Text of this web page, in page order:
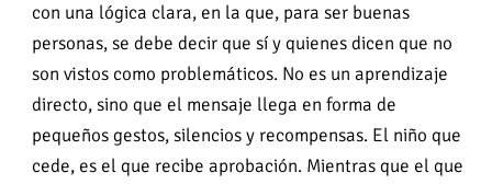
con una lógica clara, en la que, para ser buenas
personas, se debe decir que sí y quienes dicen que no
son vistos como problemáticos. No es un aprendizaje
directo, sino que el mensaje llega en forma de
pequeños gestos, silencios y recompensas. El niño que
cede, es el que recibe aprobación. Mientras que el que